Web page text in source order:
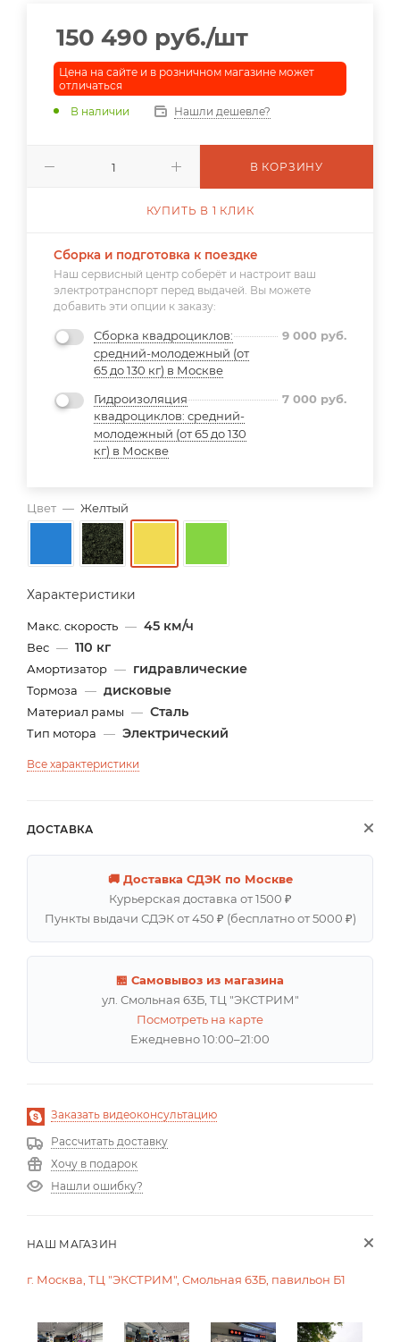
Цвет — Желтый
Характеристики
Макс. скорость — 45 км/ч
Вес — 110 кг
Амортизатор — гидравлические
Тормоза — дисковые
Материал рамы — Сталь
Тип мотора — Электрический
Все характеристики
ДОСТАВКА
🚚 Доставка СДЭК по Москве
Курьерская доставка от 1500 ₽
Пункты выдачи СДЭК от 450 ₽ (бесплатно от 5000 ₽)
🏪 Самовывоз из магазина
ул. Смольная 63Б, ТЦ "ЭКСТРИМ"
Посмотреть на карте
Ежедневно 10:00–21:00
Заказать видеоконсультацию
Рассчитать доставку
Хочу в подарок
Нашли ошибку?
НАШ МАГАЗИН
г. Москва, ТЦ "ЭКСТРИМ", Смольная 63Б, павильон Б1
150 490 руб./шт
Цена на сайте и в розничном магазине может
отличаться
В наличии
Нашли дешевле?
В КОРЗИНУ
КУПИТЬ В 1 КЛИК
Сборка и подготовка к поездке
Наш сервисный центр соберёт и настроит ваш
электротранспорт перед выдачей. Вы можете
добавить эти опции к заказу:
Сборка квадроциклов:
средний-молодежный (от
65 до 130 кг) в Москве
9 000 руб.
Гидроизоляция
квадроциклов: средний-
молодежный (от 65 до 130
кг) в Москве
7 000 руб.